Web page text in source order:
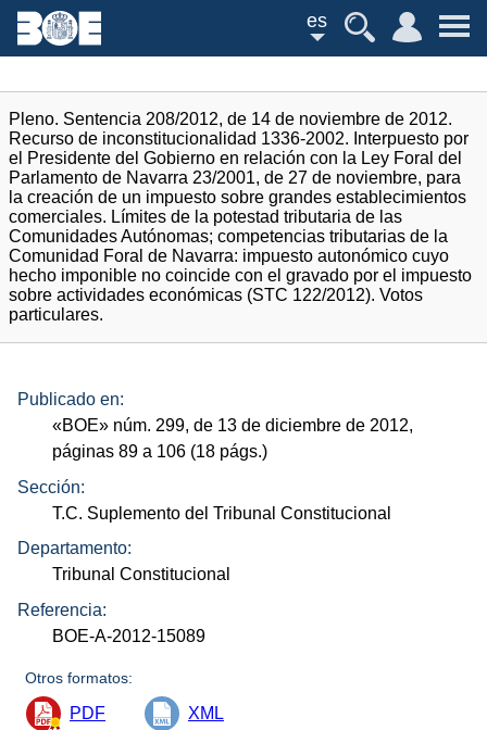
es
Pleno. Sentencia 208/2012, de 14 de noviembre de 2012.
Recurso de inconstitucionalidad 1336-2002. Interpuesto por
el Presidente del Gobierno en relación con la Ley Foral del
Parlamento de Navarra 23/2001, de 27 de noviembre, para
la creación de un impuesto sobre grandes establecimientos
comerciales. Límites de la potestad tributaria de las
Comunidades Autónomas; competencias tributarias de la
Comunidad Foral de Navarra: impuesto autonómico cuyo
hecho imponible no coincide con el gravado por el impuesto
sobre actividades económicas (STC 122/2012). Votos
particulares.
Publicado en:
«BOE» núm. 299, de 13 de diciembre de 2012,
páginas 89 a 106 (18 págs.)
Sección:
T.C. Suplemento del Tribunal Constitucional
Departamento:
Tribunal Constitucional
Referencia:
BOE-A-2012-15089
Otros formatos:
PDF XML